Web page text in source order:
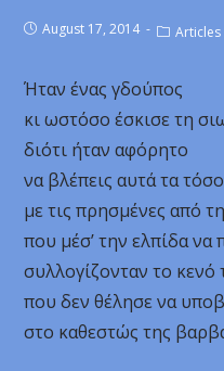
August 17, 2014 Articles
Ήταν ένας γδούπος
κι ωστόσο έσκισε τη
διότι ήταν αφόρητο
να βλέπεις αυτά τα
με τις πρησμένες από
που μέσ’ την ελπίδα
συλλογίζονταν το κενό
που δεν θέλησε να
στο καθεστώς της